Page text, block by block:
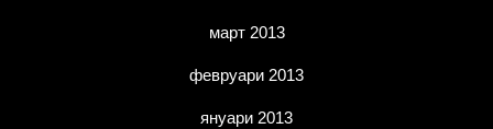
март 2013
февруари 2013
януари 2013